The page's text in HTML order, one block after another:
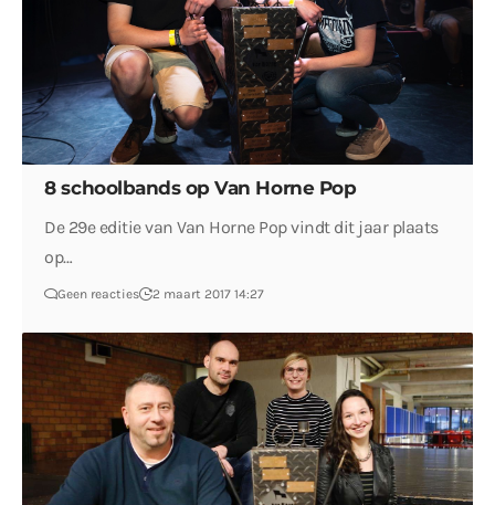
8 schoolbands op Van Horne Pop
De 29e editie van Van Horne Pop vindt dit jaar plaats
op…
Geen reacties 2 maart 2017 14:27